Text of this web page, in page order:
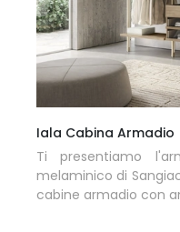
Iala Cabina Armadio
Ti presentiamo
melaminico di
cabine armadio con